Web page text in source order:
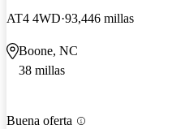
AT4 4WD 93,446 millas
Boone, NC
38 millas
Buena oferta